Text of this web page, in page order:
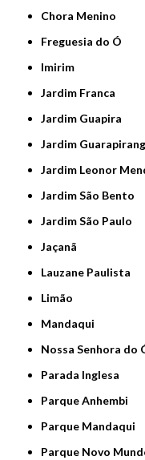
Chora Menino
Freguesia do Ó
Imirim
Jardim Franca
Jardim Guapira
Jardim
Jardim Leonor
Jardim São Bento
Jardim São Paulo
Jaçanã
Lauzane Paulista
Limão
Mandaqui
Nossa Senhora do
Parada Inglesa
Parque Anhembi
Parque Mandaqui
Parque Novo